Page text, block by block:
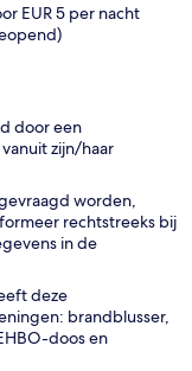
EUR 5 per nacht
door een
zijn/haar
worden,
rechtstreeks bij
in de
deze
brandblusser,
doos en